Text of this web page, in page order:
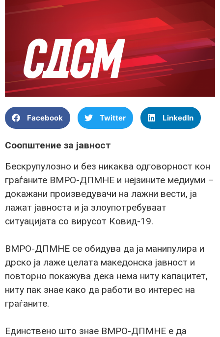
Facebook Twitter LinkedIn
Соопштение за јавност
Бескрупулозно и без никаква одговорност кон
граѓаните ВМРО-ДПМНЕ и нејзините медиуми –
докажани произведувачи на лажни вести, ја
лажат јавноста и ја злоупотребуваат
ситуацијата со вирусот Ковид-19.
ВМРО-ДПМНЕ се обидува да ја манипулира и
дрско ја лаже целата македонска јавност и
повторно покажува дека нема ниту капацитет,
ниту пак знае како да работи во интерес на
граѓаните.
Единствено што знае ВМРО-ДПМНЕ е да